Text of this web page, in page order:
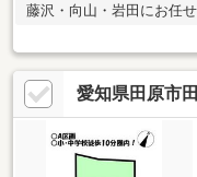
藤沢・向山・岩田にお任
愛知県田原市